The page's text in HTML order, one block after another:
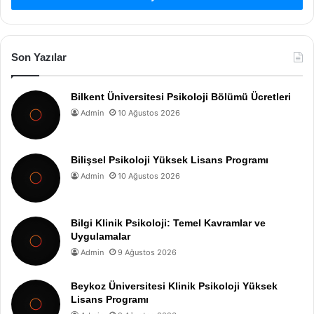
Son Yazılar
Bilkent Üniversitesi Psikoloji Bölümü Ücretleri
Admin 10 Ağustos 2026
Bilişsel Psikoloji Yüksek Lisans Programı
Admin 10 Ağustos 2026
Bilgi Klinik Psikoloji: Temel Kavramlar ve
Uygulamalar
Admin 9 Ağustos 2026
Beykoz Üniversitesi Klinik Psikoloji Yüksek
Lisans Programı